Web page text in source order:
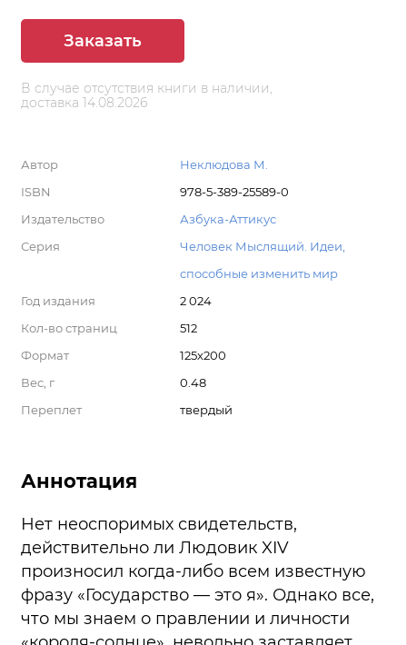
Заказать
В случае отсутствия книги в наличии,
доставка 14.08.2026
Автор
Неклюдова М.
ISBN
978-5-389-25589-0
Издательство
Азбука-Аттикус
Серия
Человек Мыслящий. Идеи,
способные изменить мир
Год издания
2 024
Кол-во страниц
512
Формат
125х200
Вес, г
0.48
Переплет
твердый
Аннотация
Нет неоспоримых свидетельств,
действительно ли Людовик XIV
произносил когда-либо всем известную
фразу «Государство — это я». Однако все,
что мы знаем о правлении и личности